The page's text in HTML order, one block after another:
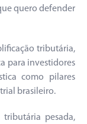
quero defender
tributária,
para investidores
como pilares
brasileiro.
pesada,